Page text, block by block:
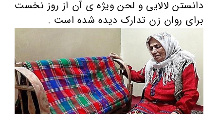
دانستن لالایی و لحن ویژه ی آن از روز نخست
برای روان زن تدارک دیده شده است .